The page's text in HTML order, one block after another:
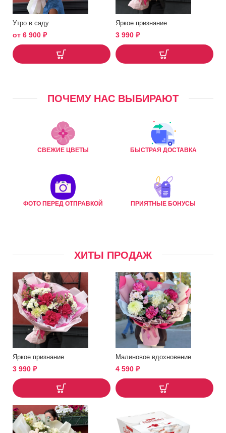
Утро в саду
от 6 900 ₽
Яркое признание
3 990 ₽
ПОЧЕМУ НАС ВЫБИРАЮТ
СВЕЖИЕ ЦВЕТЫ БЫСТРАЯ ДОСТАВКА
ФОТО ПЕРЕД ОТПРАВКОЙ ПРИЯТНЫЕ БОНУСЫ
ХИТЫ ПРОДАЖ
Яркое признание
3 990 ₽
Малиновое вдохновение
4 590 ₽